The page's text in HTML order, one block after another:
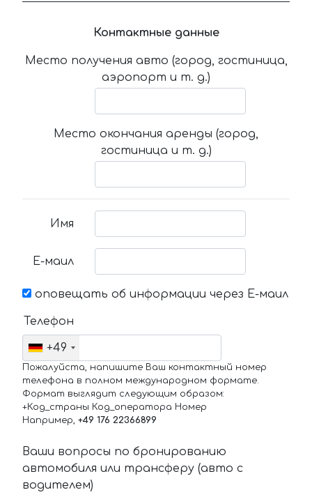
Контактные данные
Место получения авто (город, гостиница,
аэропорт и т. д.)
Место окончания аренды (город,
гостиница и т. д.)
Имя
Е-маил
оповещать об информации через Е-маил
Телефон
+49
Пожалуйста, напишите Ваш контактный номер
телефона в полном международном формате.
Формат выглядит следующим образом:
+Код_страны Код_оператора Номер
Например, +49 176 22366899
Ваши вопросы по бронированию
автомобиля или трансферу (авто с
водителем)